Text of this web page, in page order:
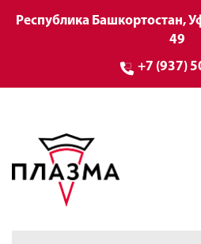
Республика Башкортостан,
49
+7 (937)